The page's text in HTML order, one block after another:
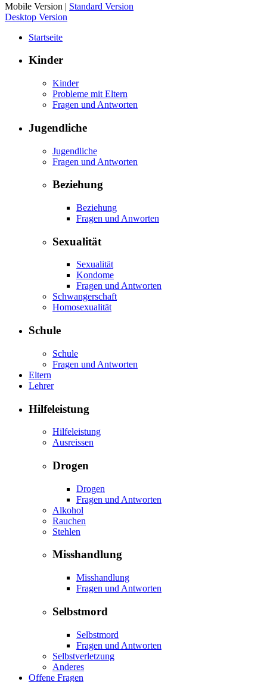
Mobile Version | Standard Version
Desktop Version
Startseite
Kinder
Kinder
Probleme mit Eltern
Fragen und Antworten
Jugendliche
Jugendliche
Fragen und Antworten
Beziehung
Beziehung
Fragen und Anworten
Sexualität
Sexualität
Kondome
Fragen und Antworten
Schwangerschaft
Homosexualität
Schule
Schule
Fragen und Antworten
Eltern
Lehrer
Hilfeleistung
Hilfeleistung
Ausreissen
Drogen
Drogen
Fragen und Antworten
Alkohol
Rauchen
Stehlen
Misshandlung
Misshandlung
Fragen und Antworten
Selbstmord
Selbstmord
Fragen und Antworten
Selbstverletzung
Anderes
Offene Fragen